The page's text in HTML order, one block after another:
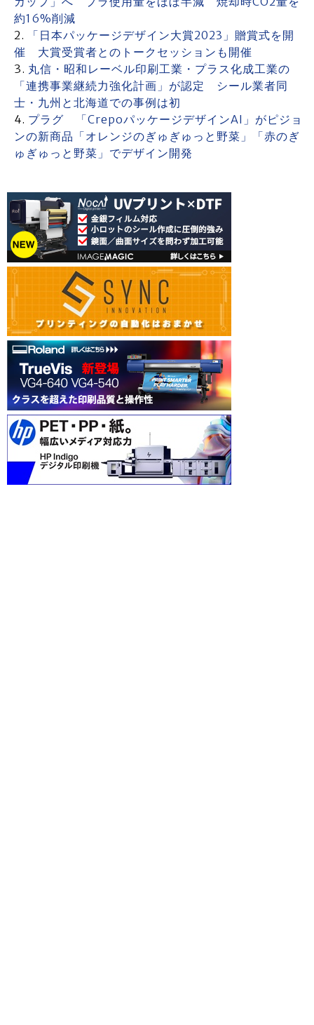
約16%削減
「日本パッケージデザイン大賞2023」贈賞式を開
催 大賞受賞者とのトークセッションも開催
丸信・昭和レーベル印刷工業・プラス化成工業の
「連携事業継続力強化計画」が認定 シール業者同
士・九州と北海道での事例は初
プラグ 「CrepoパッケージデザインAI」がピジョ
ンの新商品「オレンジのぎゅぎゅっと野菜」「赤のぎ
ゅぎゅっと野菜」でデザイン開発